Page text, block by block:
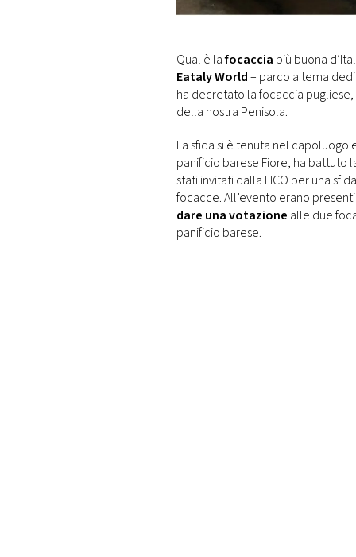
Qual è lafocaccia più buona
Eataly World– parco a tema
ha decretato la focaccia
della nostra Penisola.
La sfida si è tenuta nel
panificio barese Fiore, ha battuto
stati invitati dalla FICO per una
focacce. All’evento erano
dare una votazione alle due
panificio barese.